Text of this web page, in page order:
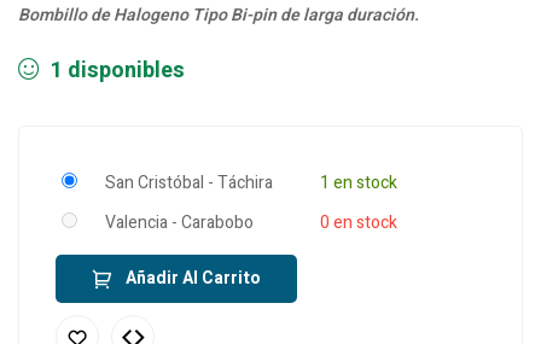
Bombillo de Halogeno Tipo Bi-pin de larga duración.
1 disponibles
San Cristóbal - Táchira
1 en stock
Valencia - Carabobo
0 en stock
Añadir Al Carrito